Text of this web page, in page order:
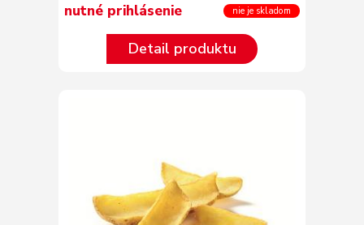
nutné prihlásenie nie je skladom
Detail produktu